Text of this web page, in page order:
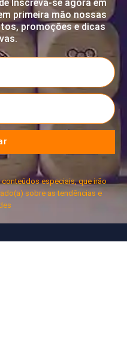
Inscreva-se agora em
primeira mão nossas
promoções e dicas
especiais, que irão
sobre as tendências e